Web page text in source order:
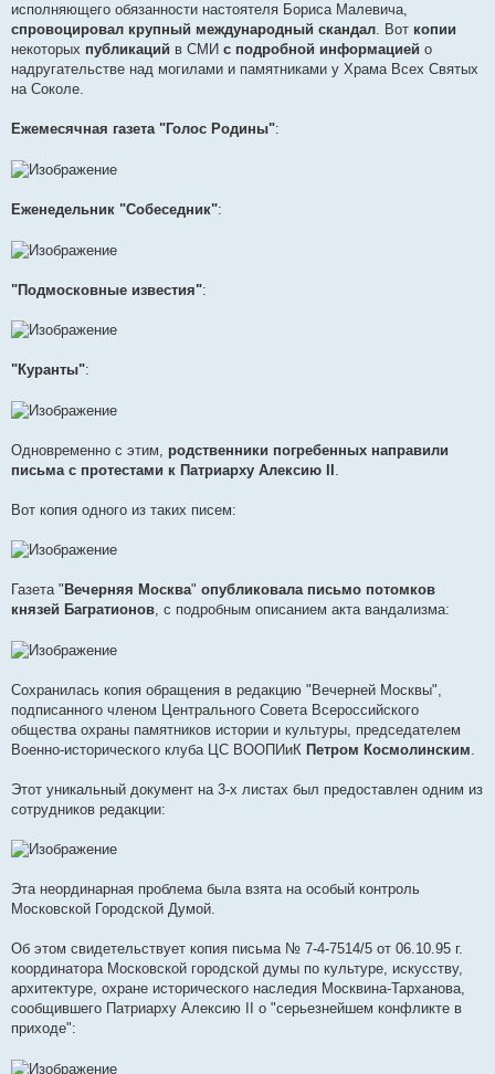
исполняющего обязанности настоятеля Бориса Малевича,
спровоцировал крупный международный скандал. Вот копии
некоторых публикаций в СМИ с подробной информацией о
надругательстве над могилами и памятниками у Храма Всех Святых
на Соколе.
Ежемесячная газета "Голос Родины":
Еженедельник "Собеседник":
"Подмосковные известия":
"Куранты":
Одновременно с этим, родственники погребенных направили
письма с протестами к Патриарху Алексию II
Вот копия одного из таких писем:
Газета " Вечерняя Москва" опубликовала письмо потомков
князей Багратионов, с подробным описанием акта вандализма:
Сохранилась копия обращения в редакцию "Вечерней Москвы",
подписанного членом Центрального Совета Всероссийского
общества охраны памятников истории и культуры, председателем
Военно-исторического клуба ЦС ВООПИиК Петром Космолинским
Этот уникальный документ на 3-х листах был предоставлен одним из
сотрудников редакции:
Эта неординарная проблема была взята на особый контроль
Московской Городской Думой.
Об этом свидетельствует копия письма № 7-4-7514/5 от 06.10.95 г.
координатора Московской городской думы по культуре, искусству,
архитектуре, охране исторического наследия Москвина-Тарханова,
сообщившего Патриарху Алексию II о "серьезнейшем конфликте в
приходе":